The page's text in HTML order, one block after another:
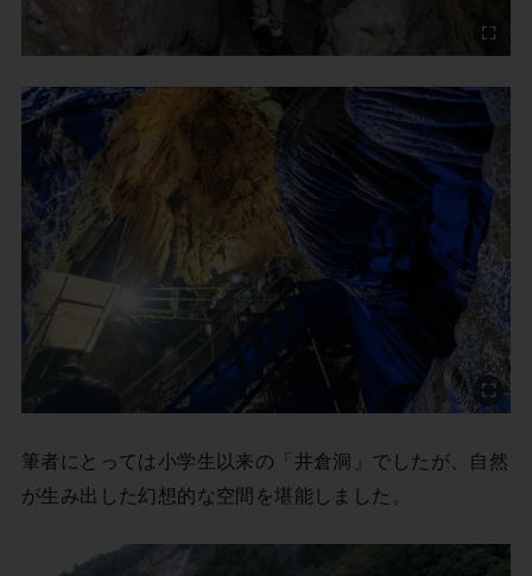
筆者にとっては小学生以来の「井倉洞」でしたが、自然
が生み出した幻想的な空間を堪能しました。